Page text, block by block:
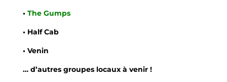
• The Gumps
• Half Cab
• Venin
… d’autres groupes locaux à venir !